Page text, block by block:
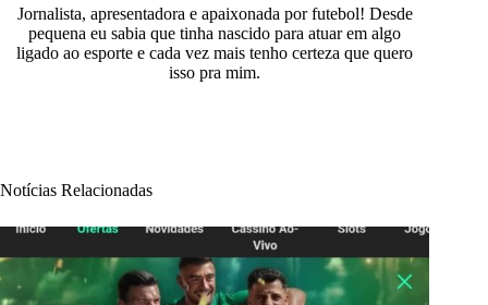
Jornalista, apresentadora e apaixonada por futebol! Desde
pequena eu sabia que tinha nascido para atuar em algo
ligado ao esporte e cada vez mais tenho certeza que quero
isso pra mim.
Notícias Relacionadas